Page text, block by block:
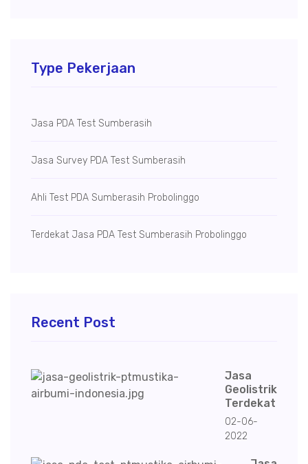
Type Pekerjaan
Jasa PDA Test Sumberasih
Jasa Survey PDA Test Sumberasih
Ahli Test PDA Sumberasih Probolinggo
Terdekat Jasa PDA Test Sumberasih Probolinggo
Recent Post
Jasa
Geolistrik
Terdekat
02-06-
2022